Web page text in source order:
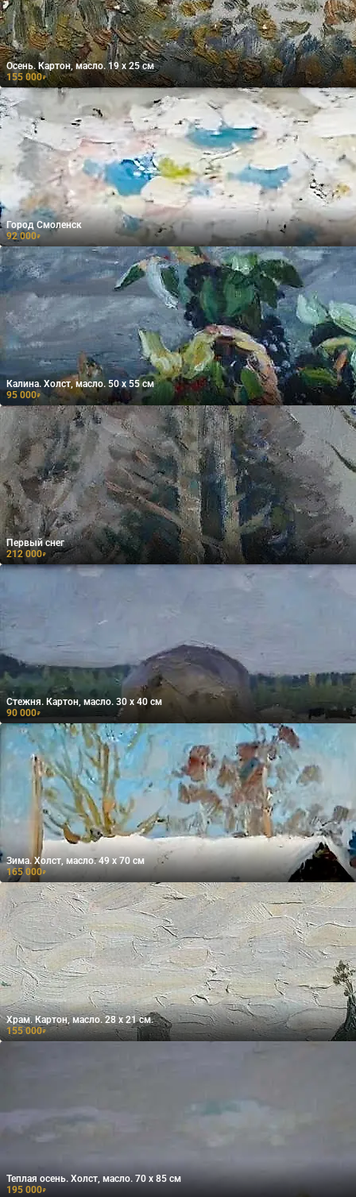
Осень. Картон, масло. 19 х 25 см
155 000₽
Город Смоленск
92 000₽
Калина. Холст, масло. 50 х 55 см
95 000₽
Первый снег
212 000₽
Стежня. Картон, масло. 30 х 40 см
90 000₽
Зима. Холст, масло. 49 х 70 см
165 000₽
Храм. Картон, масло. 28 х 21 см.
155 000₽
Теплая осень. Холст, масло. 70 х 85 см
195 000₽